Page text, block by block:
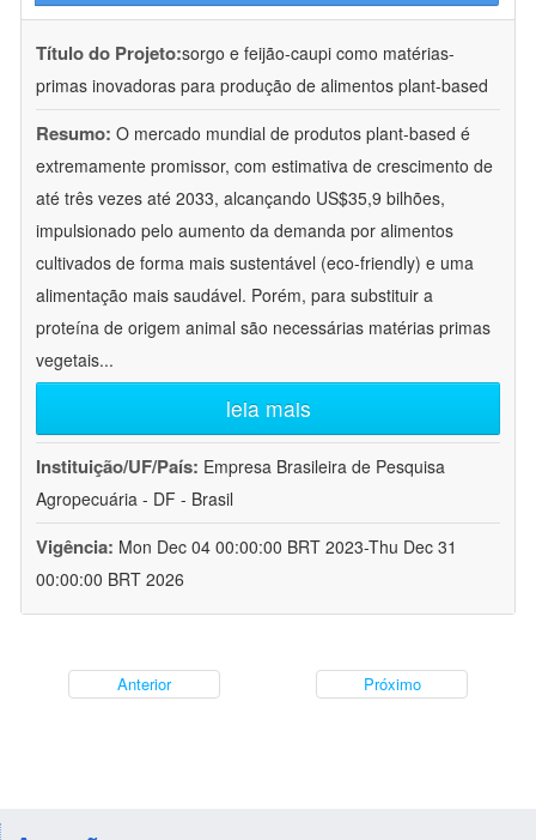
Título do Projeto:sorgo e feijão-caupi como matérias-
primas inovadoras para produção de alimentos plant-based
Resumo: O mercado mundial de produtos plant-based é
extremamente promissor, com estimativa de crescimento de
até três vezes até 2033, alcançando US$35,9 bilhões,
impulsionado pelo aumento da demanda por alimentos
cultivados de forma mais sustentável (eco-friendly) e uma
alimentação mais saudável. Porém, para substituir a
proteína de origem animal são necessárias matérias primas
vegetais...
leia mais
Instituição/UF/País: Empresa Brasileira de Pesquisa
Agropecuária - DF - Brasil
Vigência: Mon Dec 04 00:00:00 BRT 2023-Thu Dec 31
00:00:00 BRT 2026
Anterior Próximo